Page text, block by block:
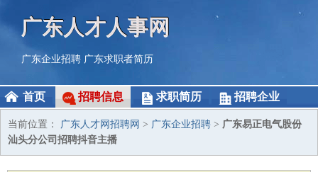
广东人才人事网
广东企业招聘 广东求职者简历
首页 招聘信息 求职简历 招聘企业
当前位置： 广东人才网招聘网 > 广东企业招聘 > 广东易正电气股份
汕头分公司招聘抖音主播